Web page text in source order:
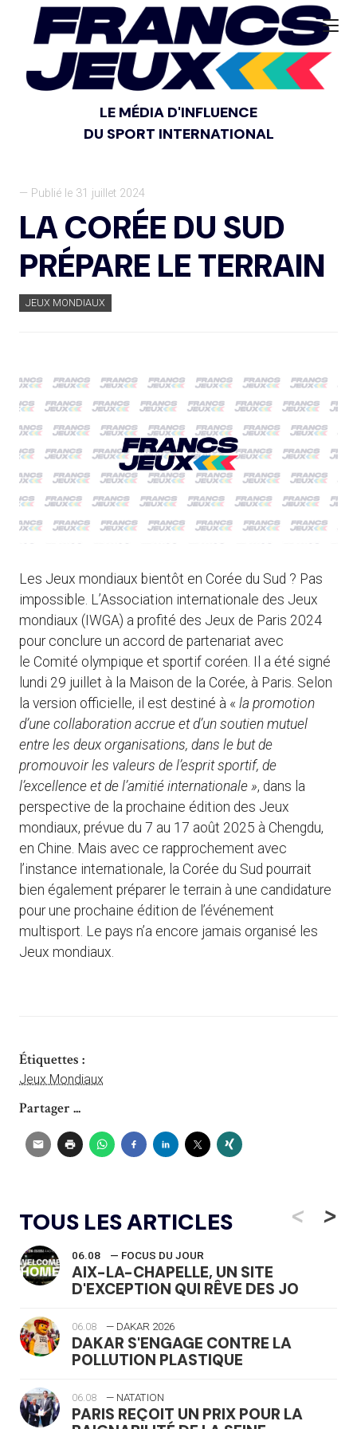
LE MÉDIA D'INFLUENCE
DU SPORT INTERNATIONAL
— Publié le 31 juillet 2024
LA CORÉE DU SUD
PRÉPARE LE TERRAIN
JEUX MONDIAUX
Les Jeux mondiaux bientôt en Corée du Sud ? Pas
impossible. L’Association internationale des Jeux
mondiaux (IWGA) a profité des Jeux de Paris 2024
pour conclure un accord de partenariat avec
le Comité olympique et sportif coréen. Il a été signé
lundi 29 juillet à la Maison de la Corée, à Paris. Selon
la version officielle, il est destiné à « la promotion
d’une collaboration accrue et d’un soutien mutuel
entre les deux organisations, dans le but de
promouvoir les valeurs de l’esprit sportif, de
l’excellence et de l’amitié internationale », dans la
perspective de la prochaine édition des Jeux
mondiaux, prévue du 7 au 17 août 2025 à Chengdu,
en Chine. Mais avec ce rapprochement avec
l’instance internationale, la Corée du Sud pourrait
bien également préparer le terrain à une candidature
pour une prochaine édition de l’événement
multisport. Le pays n’a encore jamais organisé les
Jeux mondiaux.
Étiquettes :
Jeux Mondiaux
Partager ...
TOUS LES ARTICLES <
06.08 — FOCUS DU JOUR
AIX-LA-CHAPELLE, UN SITE
D'EXCEPTION QUI RÊVE DES JO
06.08 — DAKAR 2026
DAKAR S'ENGAGE CONTRE LA
POLLUTION PLASTIQUE
06.08 — NATATION
PARIS REÇOIT UN PRIX POUR LA
>